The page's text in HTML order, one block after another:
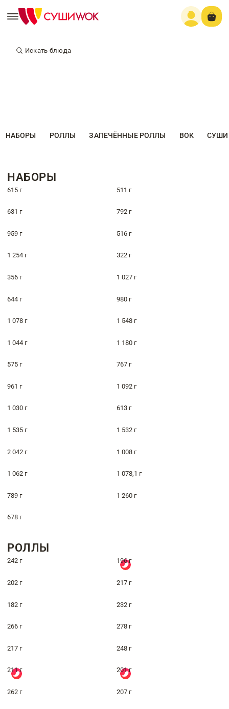
Искать блюда
НАБОРЫ РОЛЛЫ ЗАПЕЧЁННЫЕ РОЛЛЫ ВОК СУШИ
НАБОРЫ
615 г 511 г
631 г 792 г
959 г 516 г
1 254 г 322 г
356 г 1 027 г
644 г 980 г
1 078 г 1 548 г
1 044 г 1 180 г
575 г 767 г
961 г 1 092 г
1 030 г 613 г
1 535 г 1 532 г
2 042 г 1 008 г
1 062 г 1 078,1 г
789 г 1 260 г
678 г
РОЛЛЫ
242 г 196 г
202 г 217 г
182 г 232 г
266 г 278 г
217 г 248 г
211 г 201 г
262 г 207 г